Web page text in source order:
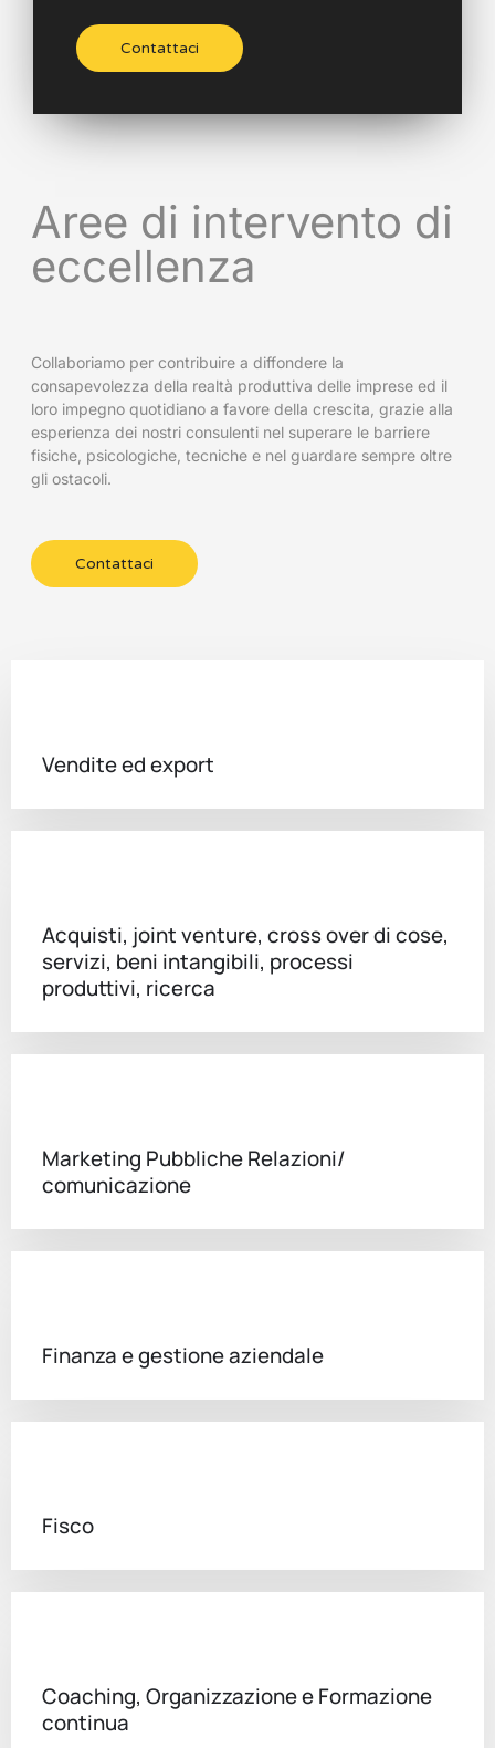
Contattaci
Aree di intervento di
eccellenza
Collaboriamo per contribuire a diffondere la
consapevolezza della realtà produttiva delle imprese ed il
loro impegno quotidiano a favore della crescita, grazie alla
esperienza dei nostri consulenti nel superare le barriere
fisiche, psicologiche, tecniche e nel guardare sempre oltre
gli ostacoli.
Contattaci
Vendite ed export
Acquisti, joint venture, cross over di cose,
servizi, beni intangibili, processi
produttivi, ricerca
Marketing Pubbliche Relazioni/
comunicazione
Finanza e gestione aziendale
Fisco
Coaching, Organizzazione e Formazione
continua